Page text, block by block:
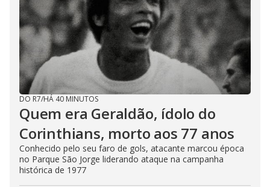
DO R7/HÁ 40 MINUTOS
Quem era Geraldão, ídolo do
Corinthians, morto aos 77 anos
Conhecido pelo seu faro de gols, atacante marcou época
no Parque São Jorge liderando ataque na campanha
histórica de 1977